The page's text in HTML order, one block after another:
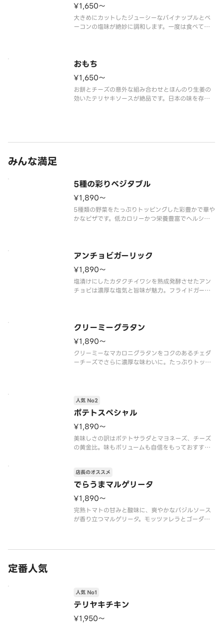
¥1,650〜
大きめにカットしたジューシーなパイナップルとベ
ーコンの塩味が絶妙に調和します。一度は食べてほ
おもち
¥1,650〜
お餅とチーズの意外な組み合わせとほんのり生姜の
効いたテリヤキソースが絶品です。日本の味を存分
みんな満足
5種の彩りベジタブル
¥1,890〜
5種類の野菜をたっぷりトッピングした彩豊かで華や
かなピザです。低カロリーかつ栄養豊富でヘルシー
ース
アンチョビガーリック
¥1,890〜
塩漬けにしたカタクチイワシを熟成発酵させたアン
チョビは濃厚な塩気と旨味が魅力。フライドガーリ
アムチーズブレンド、ピザソース
クリーミーグラタン
¥1,890〜
クリーミーなマカロニグラタンをコクのあるチェダ
ーチーズでさらに濃厚な味わいに。たっぷりトッピ
はオニオン含む
ポテトスペシャル
人気 No2
¥1,890〜
美味しさの訳はポテトサラダとマヨネーズ、チーズ
の黄金比。味もボリュームも自信をもっておすすめ
ーズブレンド、エキストラチーズ、マヨネーズ ※
ポテトサラダはオニオン含む
でらうまマルゲリータ
店長のオススメ
¥1,890〜
完熟トマトの甘みと酸味に、爽やかなバジルソース
が香り立つマルゲリータ。モッツァレラとゴーダを
定番人気
テリヤキチキン
人気 No1
¥1,950〜